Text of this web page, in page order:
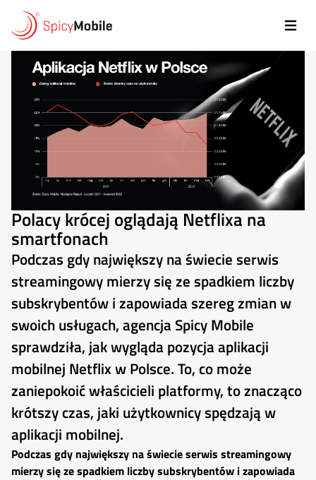
Przejdź do treści
Polacy krócej oglądają Netflixa na
smartfonach
Podczas gdy największy na świecie serwis
streamingowy mierzy się ze spadkiem liczby
subskrybentów i zapowiada szereg zmian w
swoich usługach, agencja Spicy Mobile
sprawdziła, jak wygląda pozycja aplikacji
mobilnej Netflix w Polsce. To, co może
zaniepokoić właścicieli platformy, to znacząco
krótszy czas, jaki użytkownicy spędzają w
aplikacji mobilnej.
Podczas gdy największy na świecie serwis streamingowy
mierzy się ze spadkiem liczby subskrybentów i zapowiada